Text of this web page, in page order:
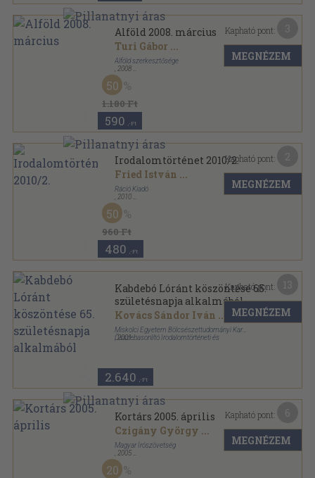
Alföld 2008. március
Turi Gábor ...
Alföld szerkesztősége
2008
Ragasztott papírkötés
Alföld sorozat
1.180 Ft
50
590 ,-Ft
Kapható pont:
MEGNÉZEM
Irodalomtörténet 2010/2.
Fried István ...
Ráció Kiadó
2010
Ragasztott papírkötés
Irodalomtörténet sorozat
960 Ft
50
480 ,-Ft
Kapható pont:
MEGNÉZEM
Kabdebó Lóránt köszöntése 65.
születésnapja alkalmából
Kovács Sándor Iván ...
Miskolci Egyetem Bölcsészettudományi Kar
Összehasonlító Irodalomtörténeti és
,2001
2.640 ,-Ft
Kapható pont:
MEGNÉZEM
Kortárs 2005. április
Czigány György ...
Magyar Írószövetség
2005
Ragasztott papírkötés
Kortárs sorozat
20
Kapható pont:
MEGNÉZEM